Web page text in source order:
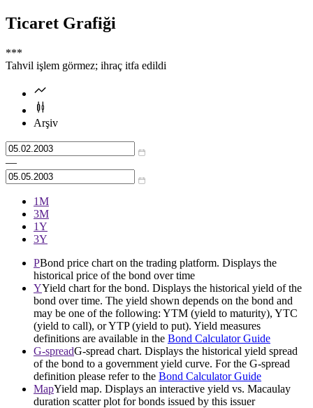
Ticaret Grafiği
***
Tahvil işlem görmez; ihraç itfa edildi
Arşiv
—
1М
3М
1Y
3Y
PBond price chart on the trading platform. Displays the
historical price of the bond over time
YYield chart for the bond. Displays the historical yield of the
bond over time. The yield shown depends on the bond and
may be one of the following: YTM (yield to maturity), YTC
(yield to call), or YTP (yield to put). Yield measures
definitions are available in the Bond Calculator Guide
G-spreadG-spread chart. Displays the historical yield spread
of the bond to a government yield curve. For the G-spread
definition please refer to the Bond Calculator Guide
MapYield map. Displays an interactive yield vs. Macaulay
duration scatter plot for bonds issued by this issuer